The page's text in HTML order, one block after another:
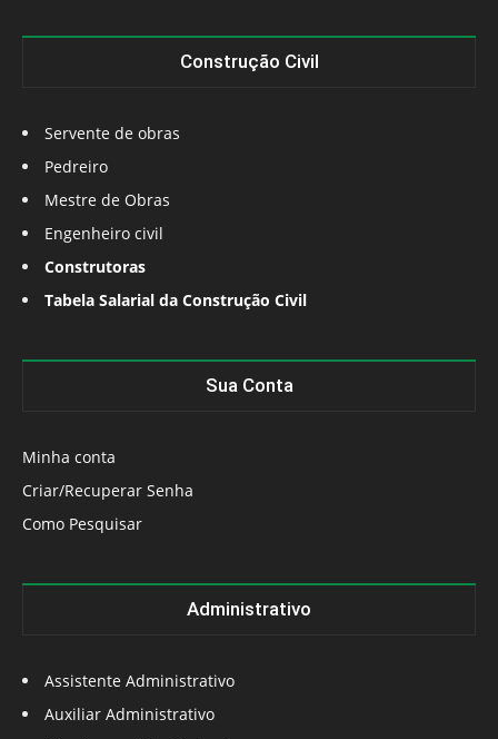
Construção Civil
Servente de obras
Pedreiro
Mestre de Obras
Engenheiro civil
Construtoras
Tabela Salarial da Construção Civil
Sua Conta
Minha conta
Criar/Recuperar Senha
Como Pesquisar
Administrativo
Assistente Administrativo
Auxiliar Administrativo